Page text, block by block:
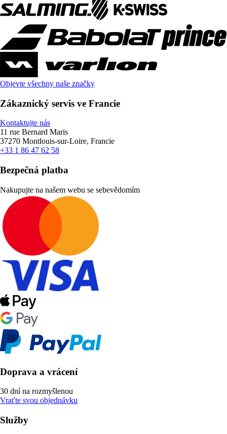
Objevte všechny naše značky
Zákaznický servis ve Francie
Kontaktujte nás
11 rue Bernard Maris
37270 Montlouis-sur-Loire, Francie
+33 1 86 47 62 58
Bezpečná platba
Nakupujte na našem webu se sebevědomím
Doprava a vrácení
30 dní na rozmyšlenou
Vraťte svou objednávku
Služby